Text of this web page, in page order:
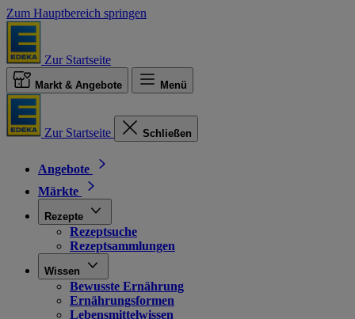
Zum Hauptbereich springen
Zur Startseite
Markt & Angebote Menü
Zur Startseite Schließen
Angebote
Märkte
Rezepte
Rezeptsuche
Rezeptsammlungen
Wissen
Bewusste Ernährung
Ernährungsformen
Lebensmittelwissen